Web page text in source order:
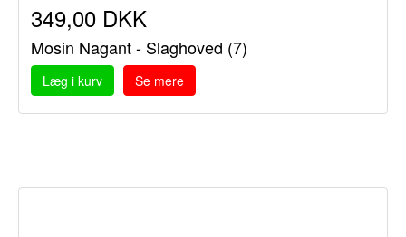
349,00 DKK
Mosin Nagant - Slaghoved (7)
Læg i kurv Se mere